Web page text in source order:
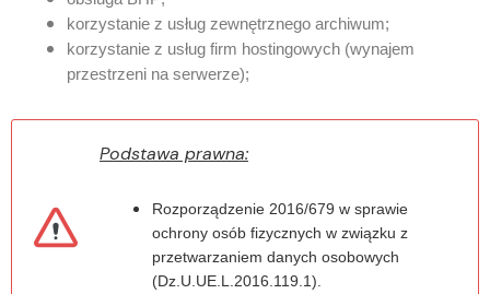
korzystanie z usług zewnętrznego archiwum;
korzystanie z usług firm hostingowych (wynajem
przestrzeni na serwerze);
Podstawa prawna:
Rozporządzenie 2016/679 w sprawie
ochrony osób fizycznych w związku z
przetwarzaniem danych osobowych
(Dz.U.UE.L.2016.119.1).